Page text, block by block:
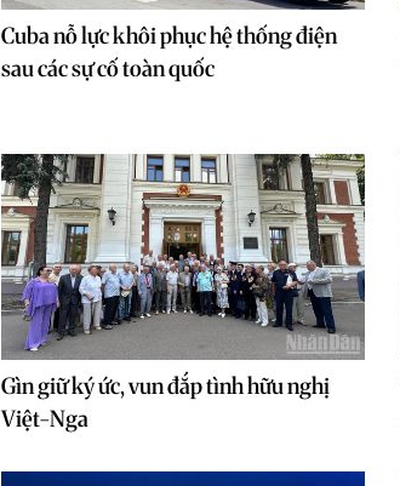
Cuba nỗ lực khôi phục hệ thống điện
sau các sự cố toàn quốc
Gìn giữ ký ức, vun đắp tình hữu nghị
Việt-Nga